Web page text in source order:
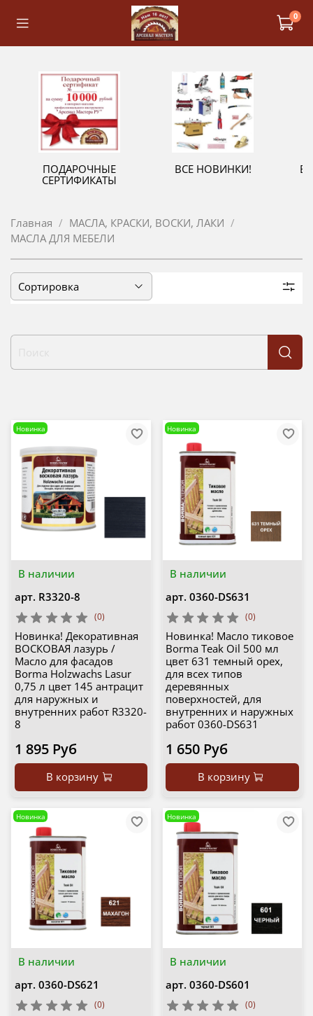
0
ПОДАРОЧНЫЕ
СЕРТИФИКАТЫ
ВСЕ НОВИНКИ!
Главная
МАСЛА, КРАСКИ, ВОСКИ, ЛАКИ
МАСЛА ДЛЯ МЕБЕЛИ
В наличии
Новинка
арт. R3320-8
(0)
Новинка! Декоративная
ВОСКОВАЯ лазурь /
Масло для фасадов
Borma Holzwachs Lasur
0,75 л цвет 145 антрацит
для наружных и
внутренних работ R3320-
8
1 895 Руб
В корзину
В наличии
Новинка
арт. 0360-DS631
(0)
Новинка! Масло тиковое
Borma Teak Oil 500 мл
цвет 631 темный орех,
для всех типов
деревянных
поверхностей, для
внутренних и наружных
работ 0360-DS631
1 650 Руб
В корзину
В наличии
Новинка
арт. 0360-DS621
(0)
В наличии
Новинка
арт. 0360-DS601
(0)